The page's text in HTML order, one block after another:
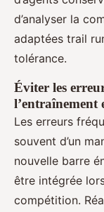
d’analyser la
adaptées trail
tolérance.
Éviter les
l’entraînement
Les erreurs
souvent d’un
nouvelle barre
être intégrée
compétition.